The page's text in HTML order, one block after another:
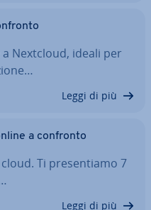
Nextcloud, ideali per
Leggi di più
a confronto
Ti pre­sen­tia­mo 7
Leggi di più